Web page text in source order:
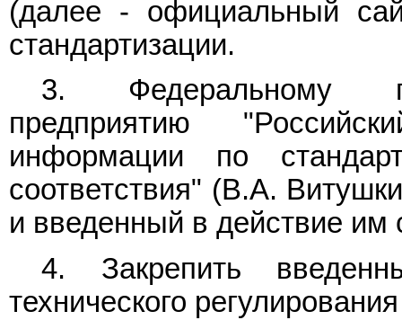
(далее - официальный
стандартизации.
3. Федеральному
предприятию
информации по
соответствия" (В.А.
и введенный в действие им
4. Закрепить
технического